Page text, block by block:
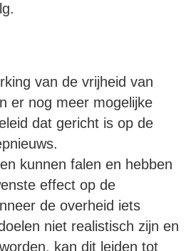
van de vrijheid van
er nog meer mogelijke
dat gericht is op de
kunnen falen en hebben
effect op de
de overheid iets
niet realistisch zijn en
kan dit leiden tot